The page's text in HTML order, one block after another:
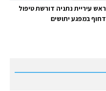
ראש עיריית נתניה דורשת טיפול
דחוף במפגע יתושים